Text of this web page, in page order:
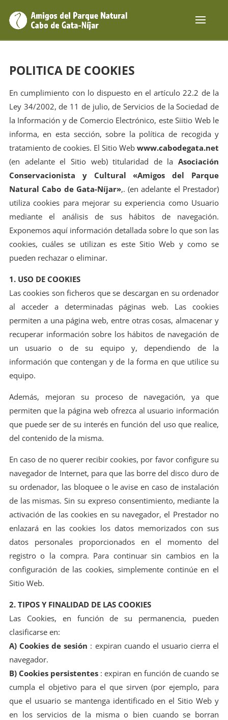
POLITICA DE COOKIES
En cumplimiento con lo dispuesto en el artículo 22.2 de la
Ley 34/2002, de 11 de julio, de Servicios de la Sociedad de
la Información y de Comercio Electrónico, este Siitio Web le
informa, en esta sección, sobre la política de recogida y
tratamiento de cookies. El Sitio Webwww.cabodegata.net
(en adelante el Sitio web) titularidad de laAsociación
Conservacionista y Cultural «Amigos del Parque
Natural Cabo de Gata-Níjar»,. (en adelante el Prestador)
utiliza cookies para mejorar su experiencia como Usuario
mediante el análisis de sus hábitos de navegación.
Exponemos aquí información detallada sobre lo que son las
cookies, cuáles se utilizan es este Sitio Web y como se
pueden rechazar o eliminar.
1. USO DE COOKIES
Las cookies son ficheros que se descargan en su ordenador
al acceder a determinadas páginas web. Las cookies
permiten a una página web, entre otras cosas, almacenar y
recuperar información sobre los hábitos de navegación de
un usuario o de su equipo y, dependiendo de la
información que contengan y de la forma en que utilice su
equipo.
Además, mejoran su proceso de navegación, ya que
permiten que la página web ofrezca al usuario información
que puede ser de su interés en función del uso que realice,
del contenido de la misma.
En caso de no querer recibir cookies, por favor configure su
navegador de Internet, para que las borre del disco duro de
su ordenador, las bloquee o le avise en caso de instalación
de las mismas. Sin su expreso consentimiento, mediante la
activación de las cookies en su navegador, el Prestador no
enlazará en las cookies los datos memorizados con sus
datos personales proporcionados en el momento del
registro o la compra. Para continuar sin cambios en la
configuración de las cookies, simplemente continúe en el
Sitio Web.
2. TIPOS Y FINALIDAD DE LAS COOKIES
Las Cookies, en función de su permanencia, pueden
clasificarse en:
A) Cookies de sesión : expiran cuando el usuario cierra el
navegador.
B) Cookies persistentes : expiran en función de cuando se
cumpla el objetivo para el que sirven (por ejemplo, para
que el usuario se mantenga identificado en el Sitio Web y
en los servicios de la misma o bien cuando se borran